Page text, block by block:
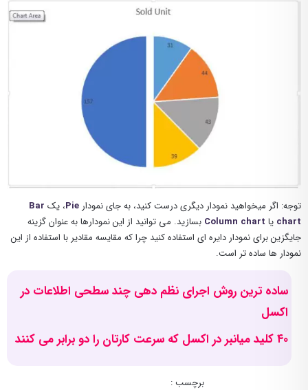
توجه: اگر میخواهید نمودار دیگری درست کنید، به جای نمودار Pie، یک Bar
chart یا Column chart بسازید. می توانید از این نمودارها به عنوان گزینه
جایگزین برای نمودار دایره ای استفاده کنید چرا که مقایسه مقادیر با استفاده از این
نمودار ها ساده تر است.
ساده ترین روش اجرای نظم دهی چند سطحی اطلاعات در
اکسل
۴۰ کلید میانبر در اکسل که سرعت کارتان را دو برابر می کنند
برچسب :